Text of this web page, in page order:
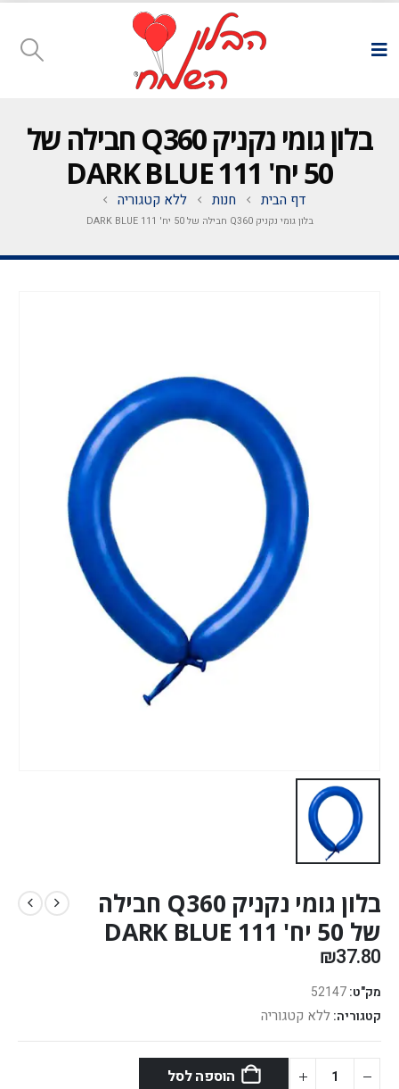
בלון גומי נקניק Q360 חבילה של
50 יח' DARK BLUE 111
דף הבית חנות ללא קטגוריה
בלון גומי נקניק Q360 חבילה של 50 יח' DARK BLUE 111
בלון גומי נקניק Q360 חבילה
של 50 יח' DARK BLUE 111
₪37.80
מק"ט: 52147
קטגוריה: ללא קטגוריה
הוספה לסל